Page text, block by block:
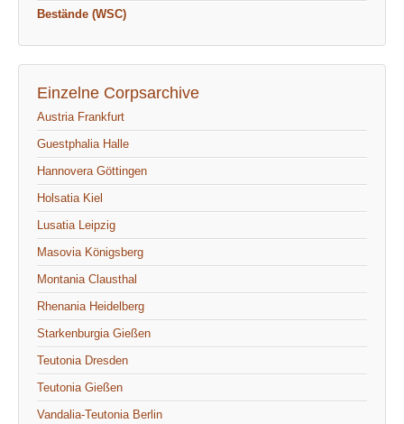
Bestände (WSC)
Einzelne Corpsarchive
Austria Frankfurt
Guestphalia Halle
Hannovera Göttingen
Holsatia Kiel
Lusatia Leipzig
Masovia Königsberg
Montania Clausthal
Rhenania Heidelberg
Starkenburgia Gießen
Teutonia Dresden
Teutonia Gießen
Vandalia-Teutonia Berlin